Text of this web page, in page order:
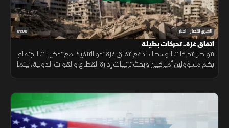
01:00 الشرق للأخبار أخبار
اتفاق غزة.. تحركات بطيئة
تتواصل تحركات الوسطاء لدفع اتفاق غزة نحو التنفيذ، مع تحضيرات لاجتماع
يضم مسؤولين أميركيين وبحث ترتيبات إدارة القطاع والقوات الدولية، بينما